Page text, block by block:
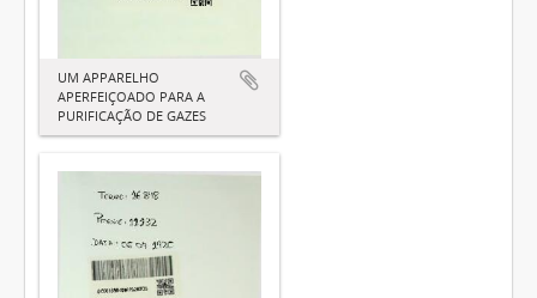
UM APPARELHO
APERFEIÇOADO PARA A
PURIFICAÇÃO DE GAZES